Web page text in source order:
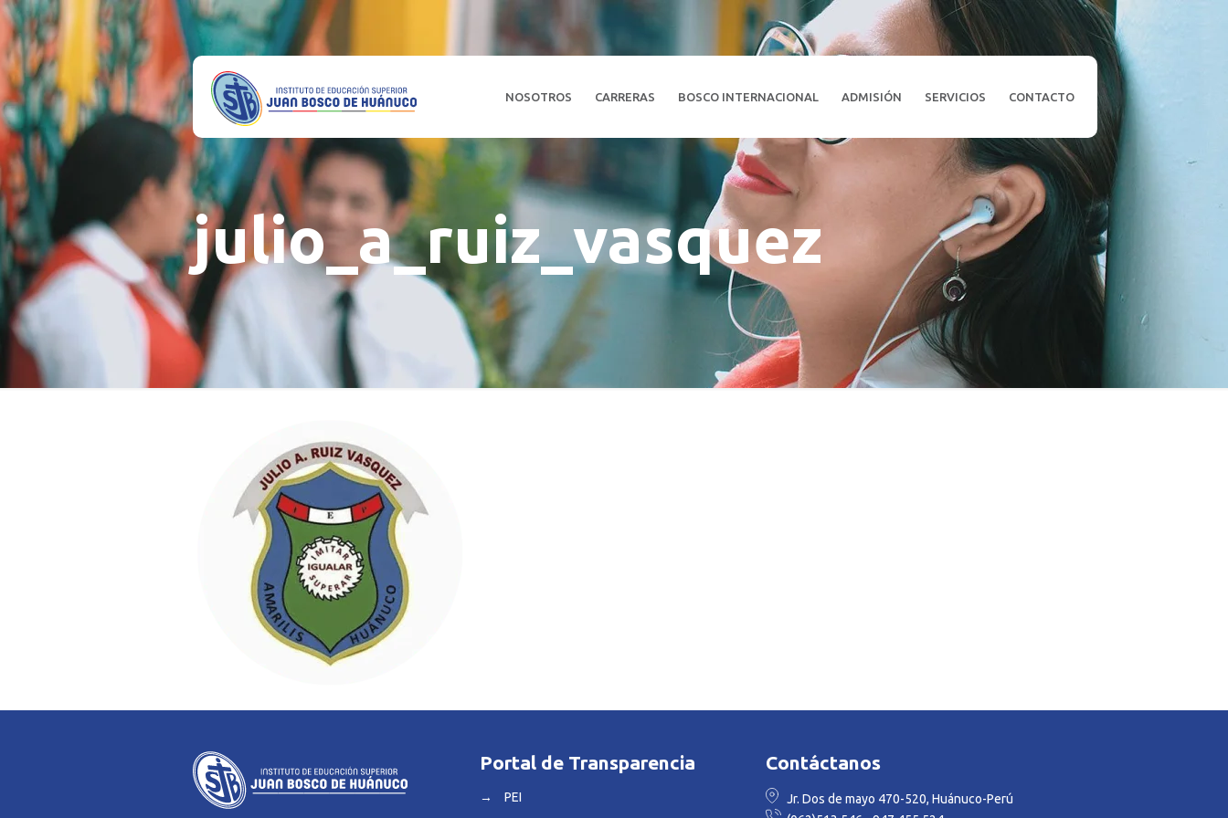
NOSOTROS CARRERAS BOSCO INTERNACIONAL ADMISIÓN SERVICIOS CONTACTO
julio_a_ruiz_vasquez
Portal de Transparencia
→ PEI
Contáctanos
Jr. Dos de mayo 470-520, Huánuco-Perú